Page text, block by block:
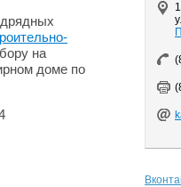
на
доме по